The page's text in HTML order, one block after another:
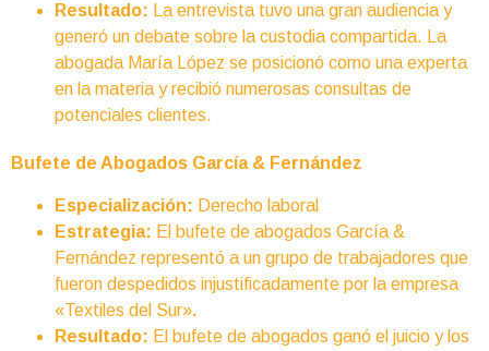
Resultado:
La entrevista tuvo una gran audiencia y
generó un debate sobre la custodia compartida. La
abogada María López se posicionó como una experta
en la materia y recibió numerosas consultas de
potenciales clientes.
Bufete de Abogados García & Fernández
Especialización: Derecho laboral
Estrategia: El bufete de abogados García &
Fernández representó a un grupo de trabajadores que
fueron despedidos injustificadamente por la empresa
«Textiles del Sur».
Resultado: El bufete de abogados ganó el juicio y los